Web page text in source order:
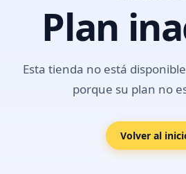
Plan
Esta tienda no está
porque su plan no
Volver al